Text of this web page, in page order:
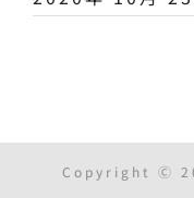
Copyright Ⓒ